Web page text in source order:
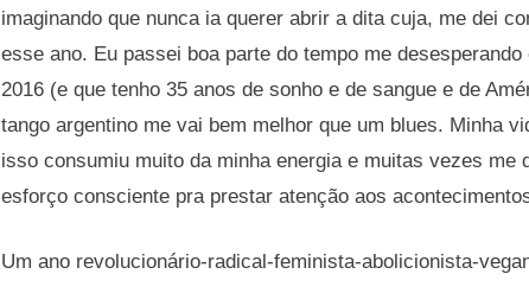
imaginando que nunca ia querer abrir a dita cuja, me dei
esse ano. Eu passei boa parte do tempo me
2016 (e que tenho 35 anos de sonho e de sangue e de
tango argentino me vai bem melhor que um blues. Minha
isso consumiu muito da minha energia e muitas vezes me
esforço consciente pra prestar atenção aos
Um ano revolucionário-radical-feminista-abolicionista-